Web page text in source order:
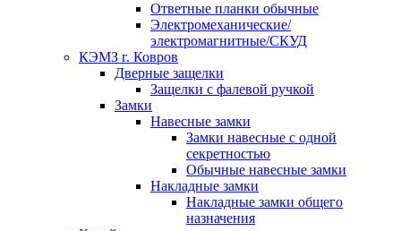
Ответные планки обычные
Электромеханические/
электромагнитные/СКУД
КЭМЗ г. Ковров
Дверные защелки
Защелки с фалевой ручкой
Замки
Навесные замки
Замки навесные с одной
секретностью
Обычные навесные замки
Накладные замки
Накладные замки общего
назначения